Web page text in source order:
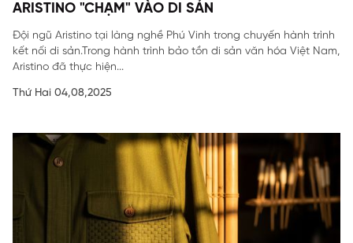
ARISTINO "CHẠM" VÀO DI SẢN
Đội ngũ Aristino tại làng nghề Phú Vinh trong chuyến hành trình
kết nối di sản.Trong hành trình bảo tồn di sản văn hóa Việt Nam,
Aristino đã thực hiện...
Thứ Hai 04,08,2025